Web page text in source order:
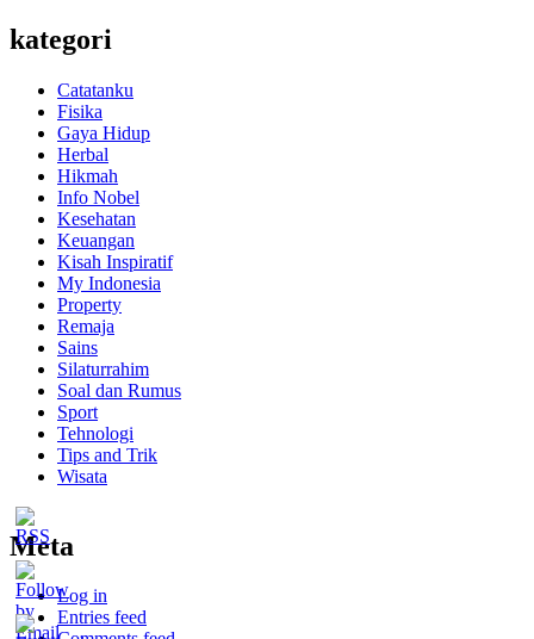
kategori
Catatanku
Fisika
Gaya Hidup
Herbal
Hikmah
Info Nobel
Kesehatan
Keuangan
Kisah Inspiratif
My Indonesia
Property
Remaja
Sains
Silaturrahim
Soal dan Rumus
Sport
Tehnologi
Tips and Trik
Wisata
Meta
Log in
Entries feed